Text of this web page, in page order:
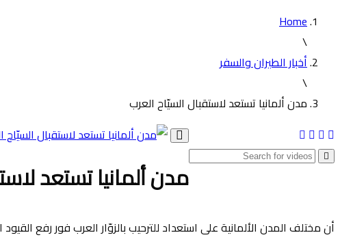
Home
\
أخبار الطيران والسفر
\
مدن ألمانيا تستعد لاستقبال السيّاح العرب
Toggle
مدن ألمانيا تستعد
أن مختلف المدن الألمانية على استعداد للترحيب بالزوّار العرب فور رفع